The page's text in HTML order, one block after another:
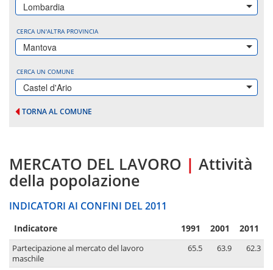
Lombardia
CERCA UN'ALTRA PROVINCIA
Mantova
CERCA UN COMUNE
Castel d'Ario
TORNA AL COMUNE
MERCATO DEL LAVORO | Attività
della popolazione
INDICATORI AI CONFINI DEL 2011
Indicatore 1991 2001 2011
Partecipazione al mercato del lavoro
maschile
65.5 63.9 62.3